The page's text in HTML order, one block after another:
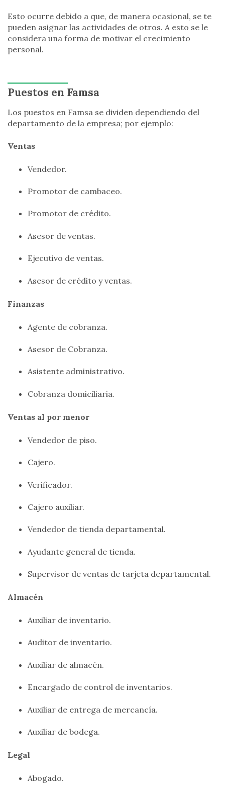
Esto ocurre debido a que, de manera ocasional, se te
pueden asignar las actividades de otros. A esto se le
considera una forma de motivar el crecimiento
personal.
Puestos en Famsa
Los puestos en Famsa se dividen dependiendo del
departamento de la empresa; por ejemplo:
Ventas
Vendedor.
Promotor de cambaceo.
Promotor de crédito.
Asesor de ventas.
Ejecutivo de ventas.
Asesor de crédito y ventas.
Finanzas
Agente de cobranza.
Asesor de Cobranza.
Asistente administrativo.
Cobranza domiciliaria.
Ventas al por menor
Vendedor de piso.
Cajero.
Verificador.
Cajero auxiliar.
Vendedor de tienda departamental.
Ayudante general de tienda.
Supervisor de ventas de tarjeta departamental.
Almacén
Auxiliar de inventario.
Auditor de inventario.
Auxiliar de almacén.
Encargado de control de inventarios.
Auxiliar de entrega de mercancía.
Auxiliar de bodega.
Legal
Abogado.